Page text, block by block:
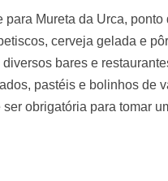
Mureta da Urca,
cerveja gelada e
bares e
pastéis e bolinhos de
obrigatória para tomar